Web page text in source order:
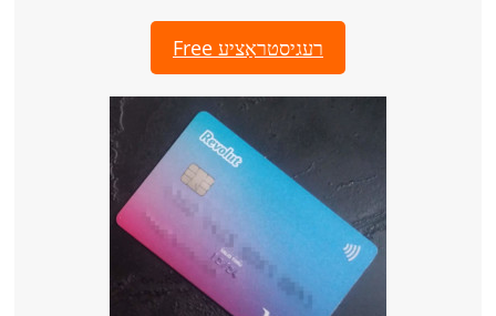
Free רעגיסטראַציע